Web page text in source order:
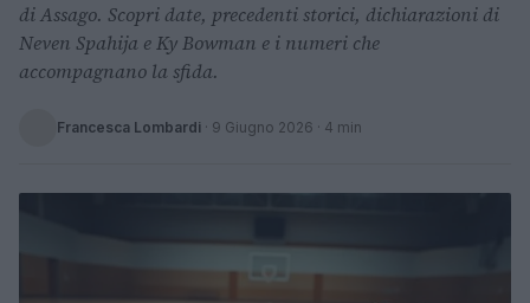
di Assago. Scopri date, precedenti storici, dichiarazioni di
Neven Spahija e Ky Bowman e i numeri che
accompagnano la sfida.
Francesca Lombardi · 9 Giugno 2026 · 4 min